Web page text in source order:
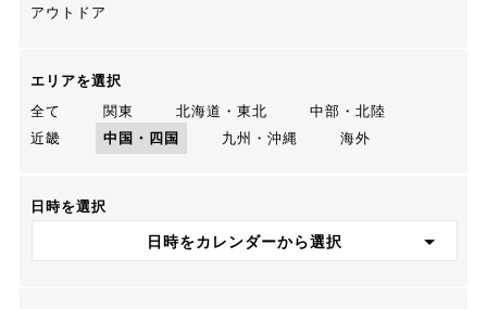
アウトドア
エリアを選択
全て
関東 北海道・東北
中部・北陸
近畿
中国・四国 九州・沖縄 海外
日時を選択
日時をカレンダーから選択